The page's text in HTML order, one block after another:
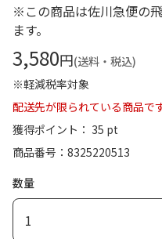
※この商品は佐川急便の
ます。
3,580円(送料・税込)
※軽減税率対象
配送先が限られている商品です
獲得ポイント： 35 pt
商品番号
8325220513
数量
1